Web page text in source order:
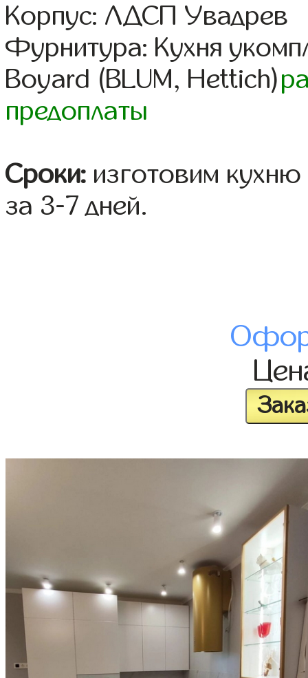
Корпус: ЛДСП Увадрев
Фурнитура: Кухня
Boyard (BLUM, Hettich)
предоплаты
Сроки: изготовим
за 3-7 дней.